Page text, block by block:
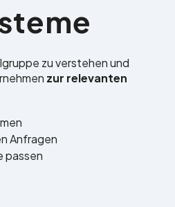
zu verstehen und
zur relevanten
Anfragen
passen